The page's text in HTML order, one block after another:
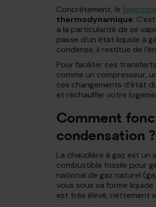
Concrètement, le
thermodynamique.
a la particularité de se
passe d’un état liquide à
condense, il restitue de
Pour faciliter ces
comme un compresseur,
ces changements d’état
et réchauffer votre
Comment
condensation ?
La chaudière à gaz est un
combustible fossile pour
national de gaz naturel
vous sous sa forme
est très élevé, nettement